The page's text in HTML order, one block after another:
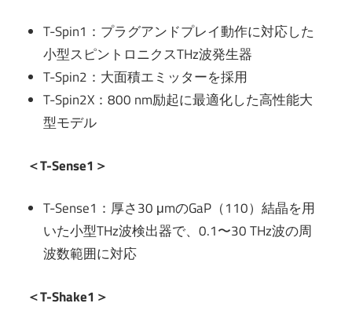
T-Spin1：プラグアンドプレイ動作に対応した
小型スピントロニクスTHz波発生器
T-Spin2：大面積エミッターを採用
T-Spin2X：800 nm励起に最適化した高性能大
型モデル
＜T-Sense1＞
T-Sense1：厚さ30 μmのGaP（110）結晶を用
いた小型THz波検出器で、0.1〜30 THz波の周
波数範囲に対応
＜T-Shake1＞